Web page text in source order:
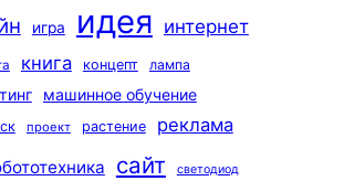
игра идея интернет
книга концепт лампа
машинное обучение
проект растение реклама
сайт светодиод